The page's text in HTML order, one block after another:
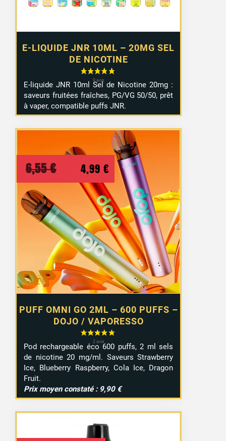
1 avis
E-LIQUIDE JNR 10ML – 20MG SEL
DE NICOTINE
E- liquideJNR 10mlSelde Nicotine20mg :
saveurs fruitées fraîches, PG/VG 50/50, prêt
àvaper,compatible puffs JNR.
PUFF OMNI GO 2ML – 600 PUFFS –
DOJO / VAPORESSO
6,55€
Le
prix
initial
était :
6,55 €.
4,99 € Le
prix
actuel
est :
4,99 €.
Pod rechargeable éco 600 puffs, 2 ml sels
de nicotine 20 mg/ml. Saveurs Strawberry
Ice, Blueberry Raspberry, Cola Ice, Dragon
Fruit.
Prix moyen constaté : 9,90 €